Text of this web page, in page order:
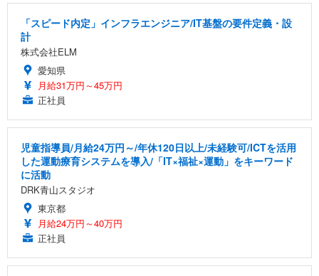
「スピード内定」インフラエンジニア/IT基盤の要件定義・設
計
株式会社ELM
愛知県
月給31万円～45万円
正社員
児童指導員/月給24万円～/年休120日以上/未経験可/ICTを活用
した運動療育システムを導入/「IT×福祉×運動」をキーワード
に活動
DRK青山スタジオ
東京都
月給24万円～40万円
正社員